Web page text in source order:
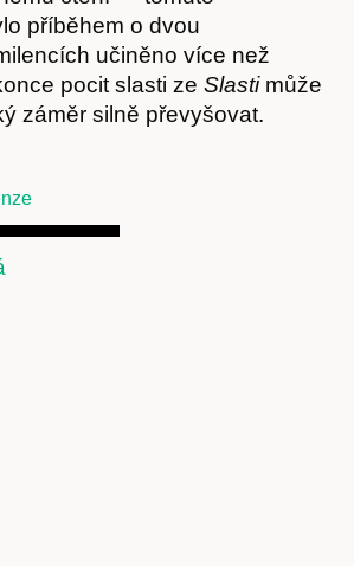
Předplatné
příběhem o dvou
učiněno více než
pocit slasti ze Slasti může
záměr silně převyšovat.